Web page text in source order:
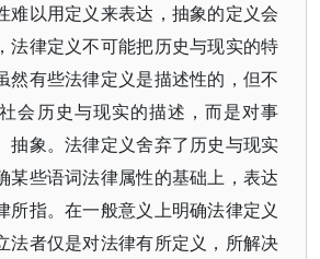
难以用定义来表达，抽象的定义会
法律定义不可能把历史与现实的特
然有些法律定义是描述性的，但不
会历史与现实的描述，而是对事
抽象。法律定义舍弃了历史与现实
某些语词法律属性的基础上，表达
所指。在一般意义上明确法律定义
法者仅是对法律有所定义，所解决